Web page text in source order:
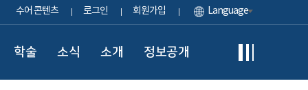
수어 콘텐츠 로그인 회원가입 Language
학술 소식 소개 정보공개